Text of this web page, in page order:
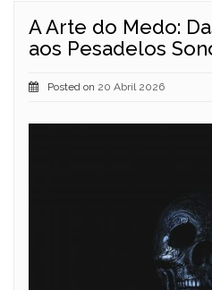
A Arte do Medo:
aos Pesadelos
Posted on 20 Abril 2026